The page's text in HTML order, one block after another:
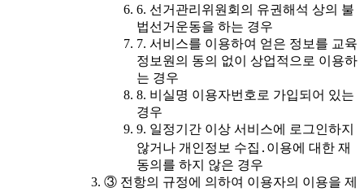
6. 선거관리위원회의 유권해석 상의 불
법선거운동을 하는 경우
7. 서비스를 이용하여 얻은 정보를 교육
정보원의 동의 없이 상업적으로 이용하
는 경우
8. 비실명 이용자번호로 가입되어 있는
경우
9. 일정기간 이상 서비스에 로그인하지
않거나 개인정보 수집․이용에 대한 재
동의를 하지 않은 경우
③ 전항의 규정에 의하여 이용자의 이용을 제